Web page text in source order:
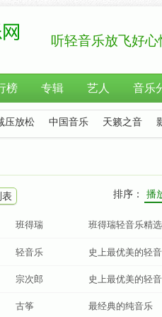
听轻音乐放飞好心
榜 专辑 艺人 音乐
压放松 中国音乐 天籁之音
排序： 播
班得瑞 班得瑞轻音乐精选
轻音乐 史上最优美的轻
宗次郎 史上最优美的轻
古筝 最经典的纯音乐